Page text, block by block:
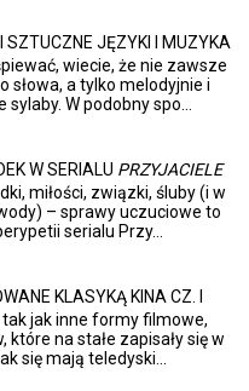
SZTUCZNE JĘZYKI I MUZYKA
wiecie, że nie zawsze
słowa, a tylko melodyjnie i
W podobny spo...
W SERIALU PRZYJACIELE
miłości, związki, śluby (i w
– sprawy uczuciowe to
serialu Przy...
KLASYKĄ KINA CZ. I
tak jak inne formy filmowe,
na stałe zapisały się w
się mają teledyski...